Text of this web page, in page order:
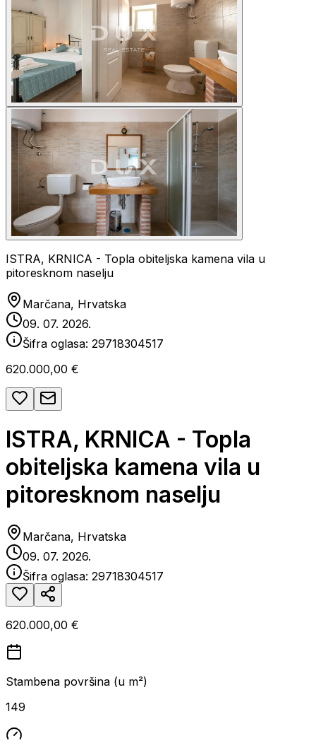
ISTRA, KRNICA - Topla obiteljska kamena vila u
pitoresknom naselju
Marčana, Hrvatska
09. 07. 2026.
Šifra oglasa: 29718304517
620.000,00 €
ISTRA, KRNICA - Topla
obiteljska kamena vila u
pitoresknom naselju
Marčana, Hrvatska
09. 07. 2026.
Šifra oglasa: 29718304517
620.000,00 €
Stambena površina (u m²)
149